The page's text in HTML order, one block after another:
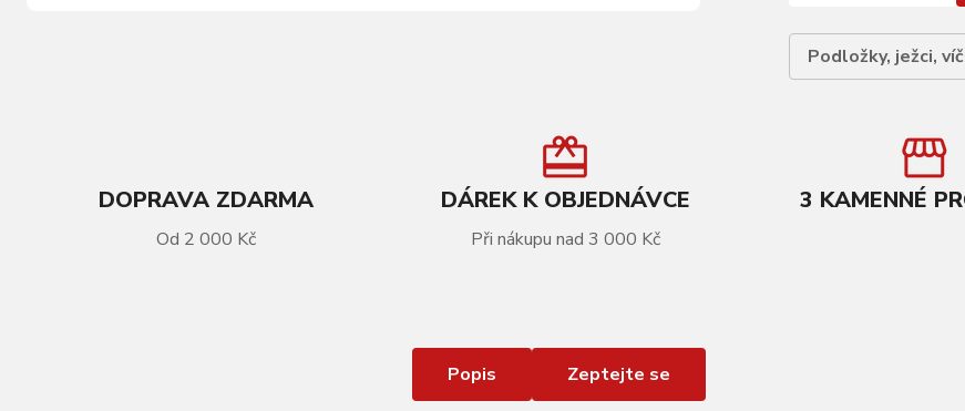
Podložky, ježci,
DOPRAVA ZDARMA
Od 2 000 Kč
DÁREK K OBJEDNÁVCE
Při nákupu nad 3 000 Kč
3 KAMENNÉ
Popis Zeptejte se